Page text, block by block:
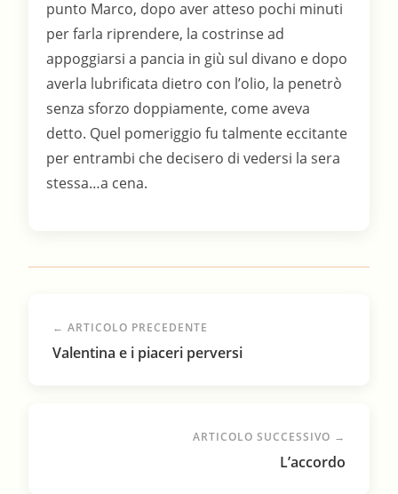
← ARTICOLO PRECEDENTE
Valentina e i piaceri perversi
ARTICOLO SUCCESSIVO →
L’accordo